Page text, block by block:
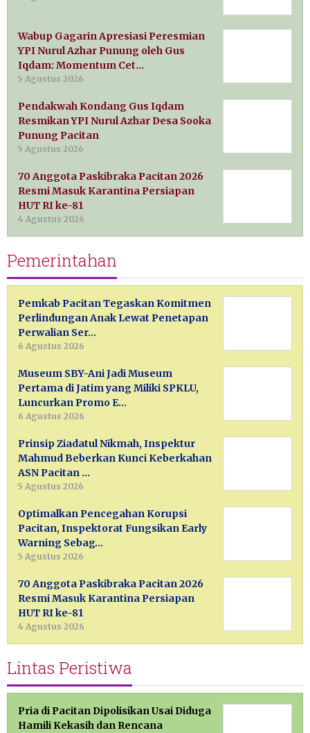
Wabup Gagarin Apresiasi Peresmian
YPI Nurul Azhar Punung oleh Gus
Iqdam: Momentum Cet…
5 Agustus 2026
Pendakwah Kondang Gus Iqdam
Resmikan YPI Nurul Azhar Desa Sooka
Punung Pacitan
5 Agustus 2026
70 Anggota Paskibraka Pacitan 2026
Resmi Masuk Karantina Persiapan
HUT RI ke-81
4 Agustus 2026
Pemerintahan
Pemkab Pacitan Tegaskan Komitmen
Perlindungan Anak Lewat Penetapan
Perwalian Ser…
6 Agustus 2026
Museum SBY-Ani Jadi Museum
Pertama di Jatim yang Miliki SPKLU,
Luncurkan Promo E…
6 Agustus 2026
Prinsip Ziadatul Nikmah, Inspektur
Mahmud Beberkan Kunci Keberkahan
ASN Pacitan …
5 Agustus 2026
Optimalkan Pencegahan Korupsi
Pacitan, Inspektorat Fungsikan Early
Warning Sebag…
5 Agustus 2026
70 Anggota Paskibraka Pacitan 2026
Resmi Masuk Karantina Persiapan
HUT RI ke-81
4 Agustus 2026
Lintas Peristiwa
Pria di Pacitan Dipolisikan Usai Diduga
Hamili Kekasih dan Rencana